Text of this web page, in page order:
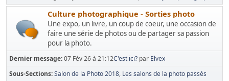
Culture photographique - Sorties photo
Une expo, un livre, un coup de coeur, une occasion de
faire une série de photos ou de partager sa passion
pour la photo.
Dernier message:07 Fév 26 à 21:12C'est ici? par Elvex
Sous-Sections Salon de la Photo 2018 Les salons de la photo passés